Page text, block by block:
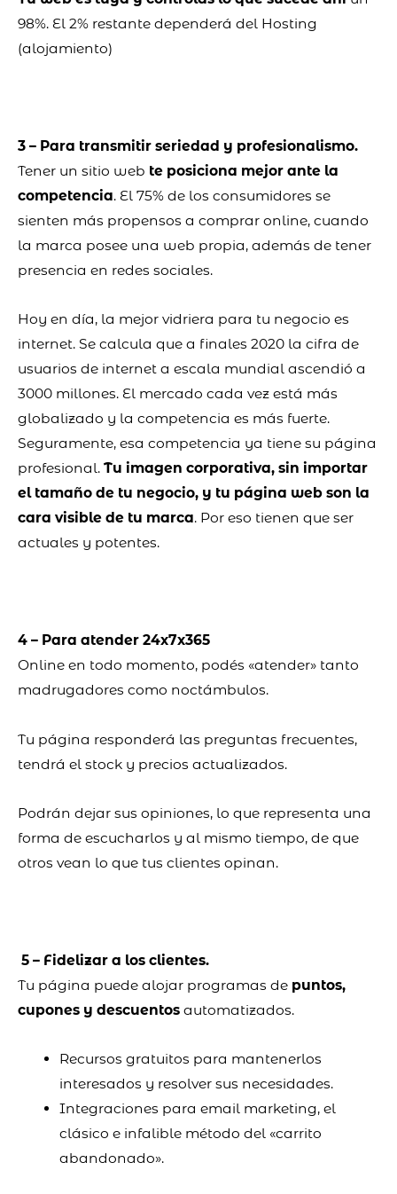
98%. El 2% restante dependerá del Hosting
(alojamiento)
3 – Para transmitir seriedad y profesionalismo.
Tener un sitio web te posiciona mejor ante la
competencia. El 75% de los consumidores se
sienten más propensos a comprar online, cuando
la marca posee una web propia, además de tener
presencia en redes sociales.
Hoy en día, la mejor vidriera para tu negocio es
internet. Se calcula que a finales 2020 la cifra de
usuarios de internet a escala mundial ascendió a
3000 millones. El mercado cada vez está más
globalizado y la competencia es más fuerte.
Seguramente, esa competencia ya tiene su página
profesional. Tu imagen corporativa, sin importar
el tamaño de tu negocio, y tu página web son la
cara visible de tu marca. Por eso tienen que ser
actuales y potentes.
4 – Para atender 24x7x365
Online en todo momento, podés «atender» tanto
madrugadores como noctámbulos.
Tu página responderá las preguntas frecuentes,
tendrá el stock y precios actualizados.
Podrán dejar sus opiniones, lo que representa una
forma de escucharlos y al mismo tiempo, de que
otros vean lo que tus clientes opinan.
5 – Fidelizar a los clientes.
Tu página puede alojar programas de puntos,
cupones y descuentos automatizados.
Recursos gratuitos para mantenerlos
interesados y resolver sus necesidades.
Integraciones para email marketing, el
clásico e infalible método del «carrito
abandonado».